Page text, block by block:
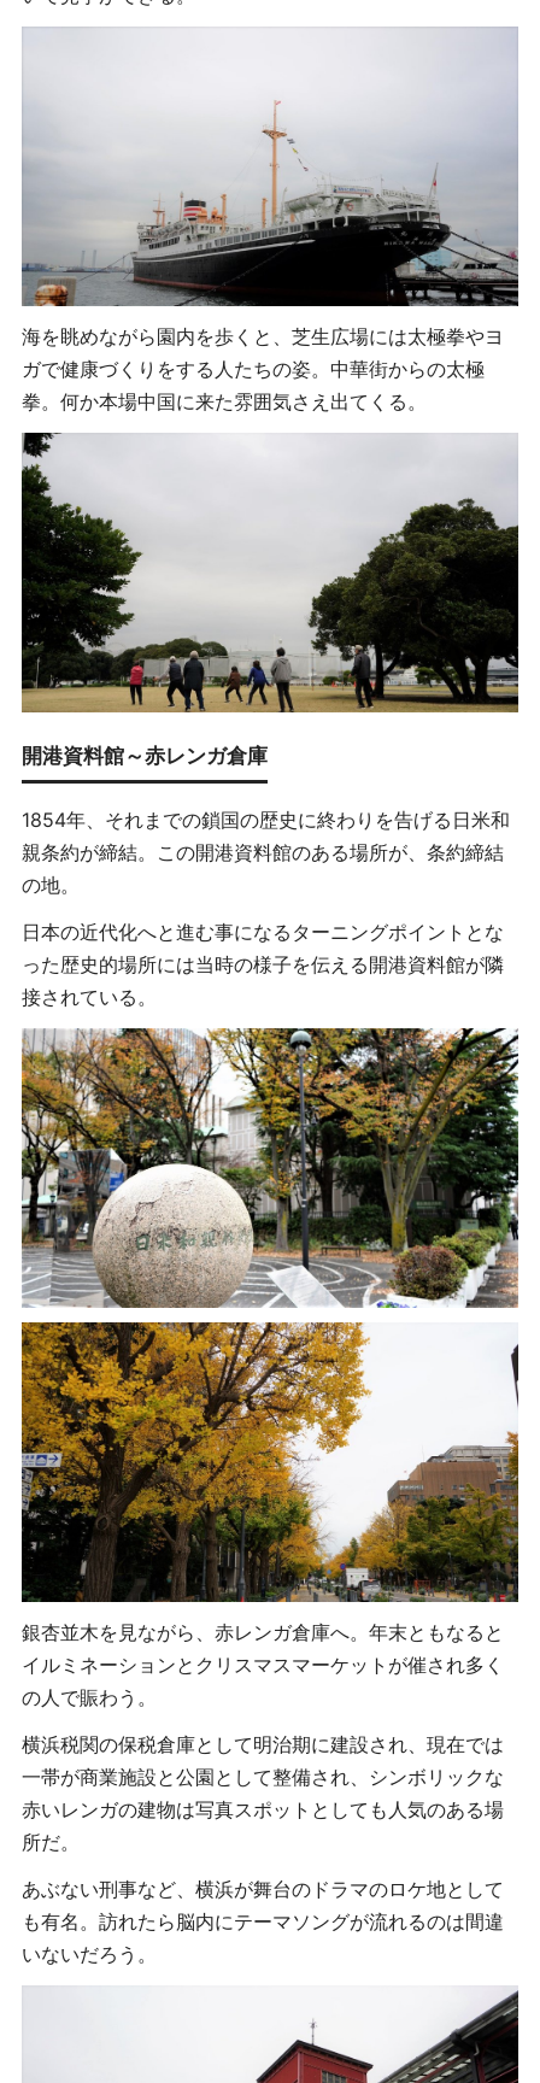
海を眺めながら園内を歩くと、芝生広場には太極拳やヨ
ガで健康づくりをする人たちの姿。中華街からの太極
拳。何か本場中国に来た雰囲気さえ出てくる。
開港資料館～赤レンガ倉庫
1854年、それまでの鎖国の歴史に終わりを告げる日米和
親条約が締結。この開港資料館のある場所が、条約締結
の地。
日本の近代化へと進む事になるターニングポイントとな
った歴史的場所には当時の様子を伝える開港資料館が隣
接されている。
銀杏並木を見ながら、赤レンガ倉庫へ。年末ともなると
イルミネーションとクリスマスマーケットが催され多く
の人で賑わう。
横浜税関の保税倉庫として明治期に建設され、現在では
一帯が商業施設と公園として整備され、シンボリックな
赤いレンガの建物は写真スポットとしても人気のある場
所だ。
あぶない刑事など、横浜が舞台のドラマのロケ地として
も有名。訪れたら脳内にテーマソングが流れるのは間違
いないだろう。